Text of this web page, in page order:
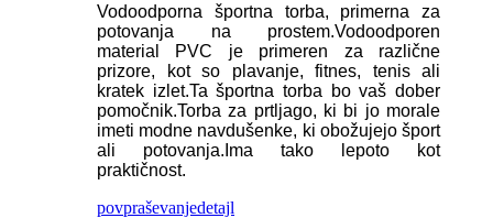
Vodoodporna športna torba, primerna za
potovanja na prostem.Vodoodporen
material PVC je primeren za različne
prizore, kot so plavanje, fitnes, tenis ali
kratek izlet.Ta športna torba bo vaš dober
pomočnik.Torba za prtljago, ki bi jo morale
imeti modne navdušenke, ki obožujejo šport
ali potovanja.Ima tako lepoto kot
praktičnost.
povpraševanjedetajl